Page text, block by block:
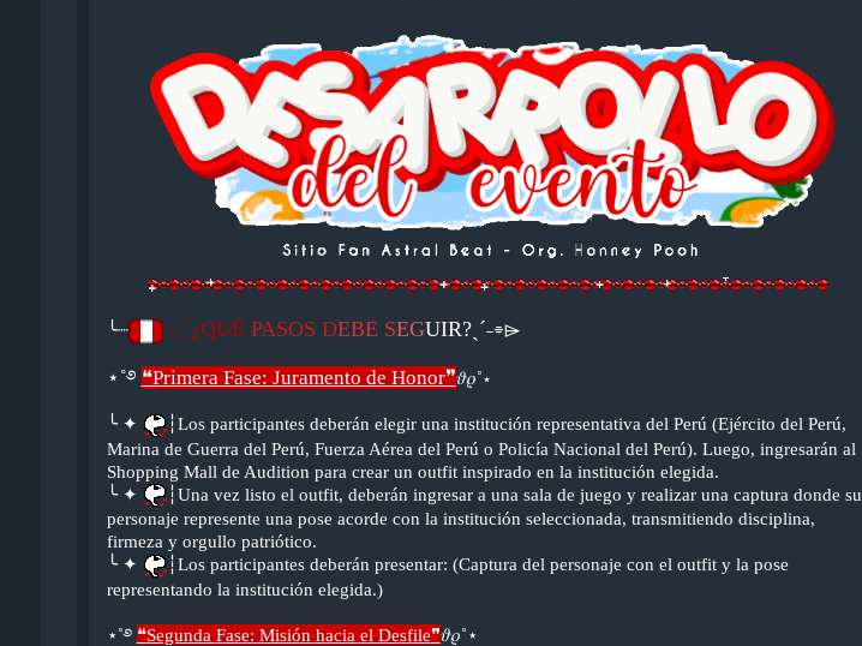
╰┈ ˗ˏˋ¿QUÉ PASOS DEBE SEGUIR?ˎˊ˗⌯⌲
⋆˚࿔ ❝Primera Fase: Juramento de Honor❞𝜗𝜚˚⋆
╰ ✦ ┆ Los participantes deberán elegir una institución representativa del Perú (Ejército del Perú,
Marina de Guerra del Perú, Fuerza Aérea del Perú o Policía Nacional del Perú). Luego, ingresarán al
Shopping Mall de Audition para crear un outfit inspirado en la institución elegida.
╰ ✦
┆ Una vez listo el outfit, deberán ingresar a una sala de juego y realizar una captura donde su
personaje represente una pose acorde con la institución seleccionada, transmitiendo disciplina,
firmeza y orgullo patriótico.
╰ ✦
┆ Los participantes deberán presentar: (Captura del personaje con el outfit y la pose
representando la institución elegida.)
⋆˚࿔ ❝Segunda Fase: Misión hacia el Desfile❞𝜗𝜚˚⋆